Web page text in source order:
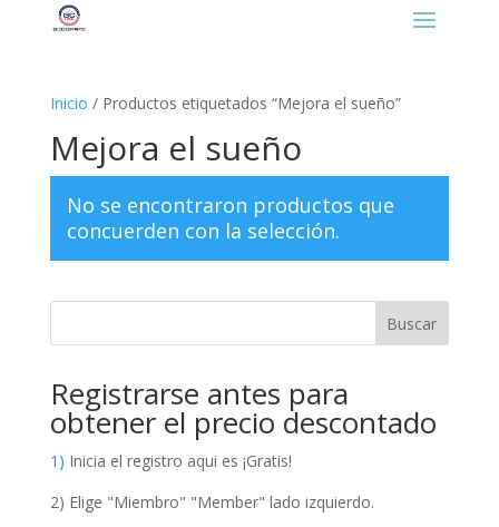
https://gcooplatino.com/favicon.ico
Inicio / Productos etiquetados “Mejora el sueño”
Mejora el sueño
No se encontraron productos que
concuerden con la selección.
Buscar
Registrarse antes para
obtener el precio descontado
1) Inicia el registro aqui es ¡Gratis!
2) Elige "Miembro" "Member" lado izquierdo.